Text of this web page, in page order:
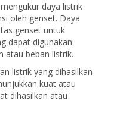
daya listrik
oleh genset. Daya
genset untuk
dapat digunakan
atau beban listrik.
listrik yang dihasilkan
kuat atau
dihasilkan atau